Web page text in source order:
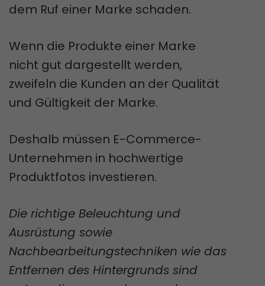
dem Ruf einer Marke schaden.
Wenn die Produkte einer Marke
nicht gut dargestellt werden,
zweifeln die Kunden an der Qualität
und Gültigkeit der Marke.
Deshalb müssen E-Commerce-
Unternehmen in hochwertige
Produktfotos investieren.
Die richtige Beleuchtung und
Ausrüstung sowie
Nachbearbeitungstechniken wie das
Entfernen des Hintergrunds sind